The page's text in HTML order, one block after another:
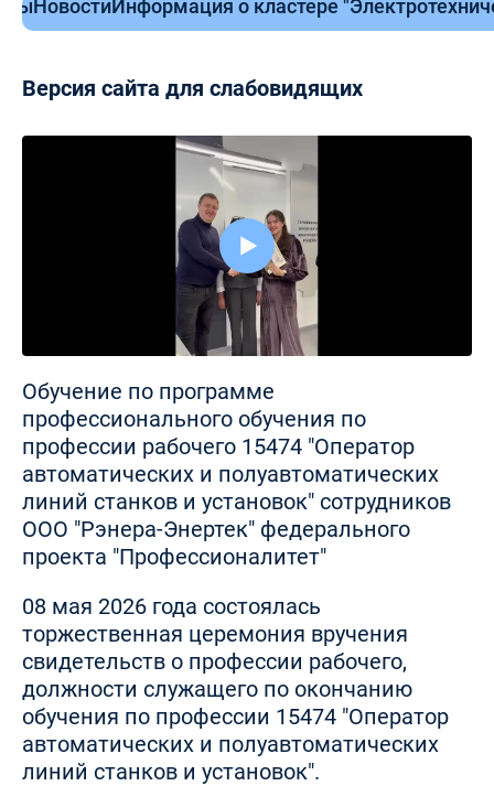
НовостиИнформация о кластере
Версия сайта для слабовидящих
Обучение по программе
профессионального обучения по
профессии рабочего 15474 "Оператор
автоматических и полуавтоматических
линий станков и установок" сотрудников
ООО "Рэнера-Энертек" федерального
проекта "Профессионалитет"
08 мая 2026 года состоялась
торжественная церемония вручения
свидетельств о профессии рабочего,
должности служащего по окончанию
обучения по профессии 15474 "Оператор
автоматических и полуавтоматических
линий станков и установок".